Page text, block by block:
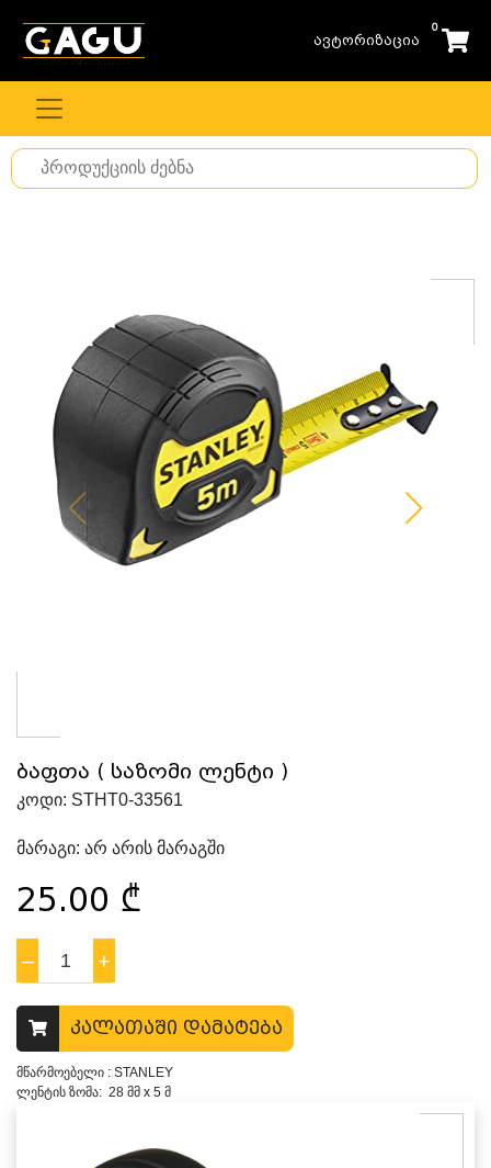
ავტორიზაცია
0
Search
for
ბაფთა ( საზომი ლენტი )
კოდი: STHT0-33561
მარაგი: არ არის მარაგში
25.00 ₾
– 1 +
კალათაში დამატება
მწარმოებელი : STANLEY
ლენტის ზომა: 28 მმ x 5 მ